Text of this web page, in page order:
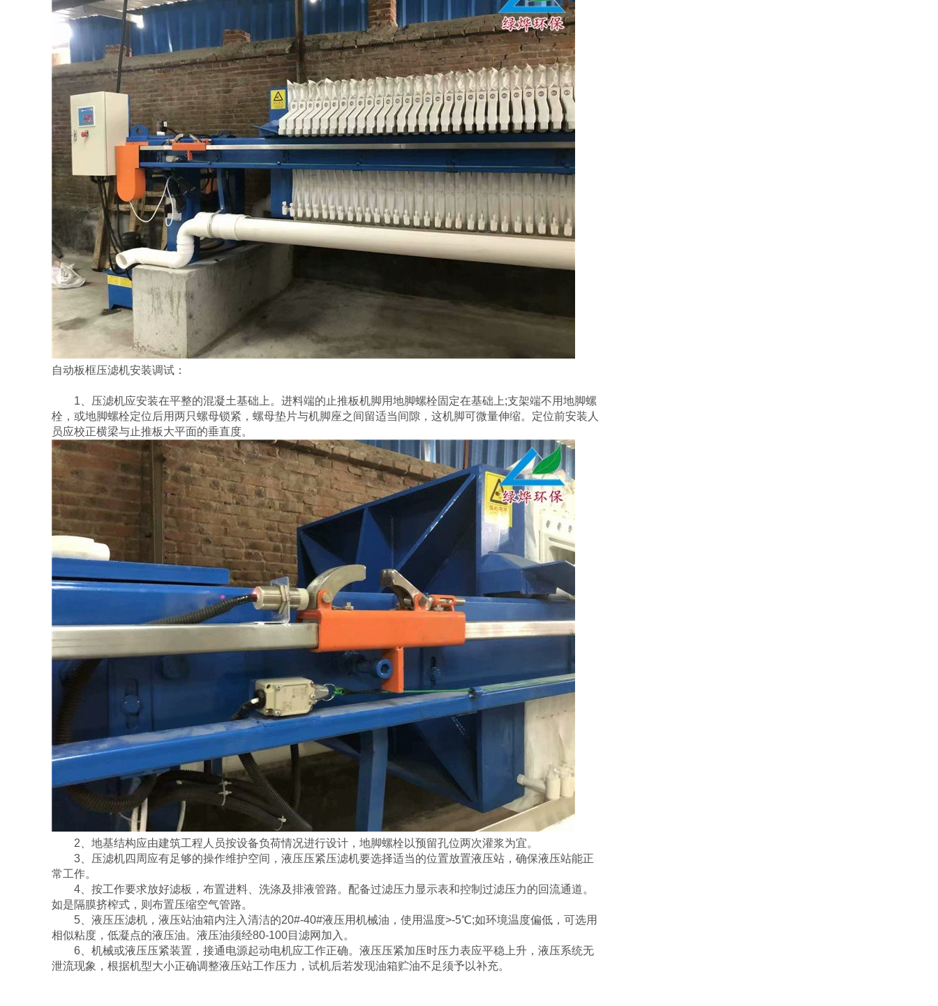
自动板框压滤机安装调试：
1、压滤机应安装在平整的混凝土基础上。进料端的止推板机脚用地脚螺栓固定在基础上;支架端不用地脚螺
栓，或地脚螺栓定位后用两只螺母锁紧，螺母垫片与机脚座之间留适当间隙，这机脚可微量伸缩。定位前安装人
员应校正横梁与止推板大平面的垂直度。
2、地基结构应由建筑工程人员按设备负荷情况进行设计，地脚螺栓以预留孔位两次灌浆为宜。
3、压滤机四周应有足够的操作维护空间，液压压紧压滤机要选择适当的位置放置液压站，确保液压站能正
常工作。
4、按工作要求放好滤板，布置进料、洗涤及排液管路。配备过滤压力显示表和控制过滤压力的回流通道。
如是隔膜挤榨式，则布置压缩空气管路。
5、液压压滤机，液压站油箱内注入清洁的20#-40#液压用机械油，使用温度>-5℃;如环境温度偏低，可选用
相似粘度，低凝点的液压油。液压油须经80-100目滤网加入。
6、机械或液压压紧装置，接通电源起动电机应工作正确。液压压紧加压时压力表应平稳上升，液压系统无
泄流现象，根据机型大小正确调整液压站工作压力，试机后若发现油箱贮油不足须予以补充。